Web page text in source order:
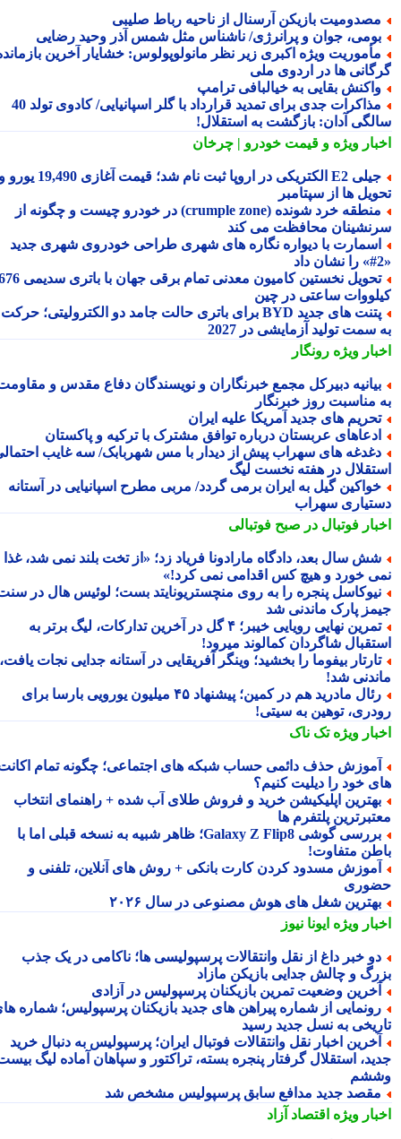
بازیکن آرسنال از ناحیه رباط صلیبی
جوان و پرانرژی/ ناشناس مثل شمس آذرِ وحید رضایی
ویژه اکبری زیر نظر مانولوپولوس: خشایار آخرین بازمانده
ها در اردوی ملی
بقایی به خیالبافی ترامپ
مذاکرات جدی برای تمدید قرارداد با گلر اسپانیایی/ کادوی تولد 40
آدان: بازگشت به استقلال!
ویژهو قیمت خودرو | چرخان
جیلی E2 الکتریکی در اروپا ثبت نام شد؛ قیمت آغازی 19,490 یورو و
ها از سپتامبر
منطقه خرد شونده (crumple zone) در خودرو چیست و چگونه از
محافظت می کند
با دیواره نگاره های شهری طراحی خودروی شهری جدید
تحویل نخستین کامیون معدنی تمام برقی جهان با باتری سدیمی 676
ساعتی در چین
پتنت های جدید BYD برای باتری حالت جامد دو الکترولیتی؛ حرکت
سمت تولید آزمایشی در 2027
ویژهرونگار
دبیرکل مجمع خبرنگاران و نویسندگان دفاع مقدس و مقاومت
مناسبت روز خبرنگار
های جدید آمریکا علیه ایران
عربستان درباره توافق مشترک با ترکیه و پاکستان
های سهراب پیش از دیدار با مس شهربابک/ سه غایب احتمالی
در هفته نخست لیگ
گیل به ایران برمی گردد/ مربی مطرح اسپانیایی در آستانه
سهراب
فوتبال در صبح فوتبالی
سال بعد، دادگاه مارادونا فریاد زد؛ «از تخت بلند نمی شد، غذا
خورد و هیچ کس اقدامی نمی کرد!»
پنجره را به روی منچستریونایتد بست؛ لوئیس هال در سنت
پارک ماندنی شد
تمرین نهایی رویایی خیبر؛ ۴ گل در آخرین تدارکات، لیگ برتر به
شاگردان کمالوند میرود!
بیفوما را بخشید؛ وینگر آفریقایی در آستانه جدایی نجات یافت،
شد!
رئال مادرید هم در کمین؛ پیشنهاد ۴۵ میلیون یورویی بارسا برای
توهین به سیتی!
ویژهتک ناک
حذف دائمی حساب شبکه های اجتماعی؛ چگونه تمام اکانت
خود را دیلیت کنیم؟
اپلیکیشن خرید و فروش طلای آب شده + راهنمای انتخاب
پلتفرم ها
بررسی گوشی Galaxy Z Flip8؛ ظاهر شبیه به نسخه قبلی اما با
متفاوت!
مسدود کردن کارت بانکی + روش های آنلاین، تلفنی و
شغل های هوش مصنوعی در سال ۲۰۲۶
ویژهایونا نیوز
خبر داغ از نقل وانتقالات پرسپولیسی ها؛ ناکامی در یک جذب
و چالش جدایی بازیکن مازاد
وضعیت تمرین بازیکنان پرسپولیس در آزادی
از شماره پیراهن های جدید بازیکنان پرسپولیس؛ شماره های
به نسل جدید رسید
اخبار نقل وانتقالات فوتبال ایران؛ پرسپولیس به دنبال خرید
استقلال گرفتار پنجره بسته، تراکتور و سپاهان آماده لیگ بیست
جدید مدافع سابق پرسپولیس مشخص شد
ویژهاقتصاد آزاد